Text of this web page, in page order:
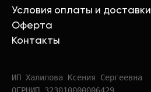
Условия оплаты и доставки
Оферта
Контакты
ИП Халилова Ксения Сергеевна